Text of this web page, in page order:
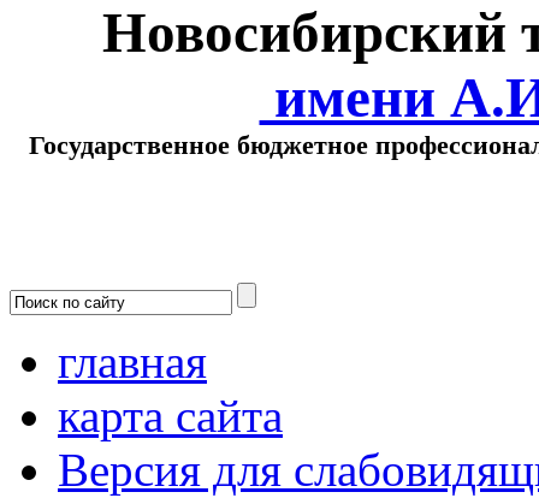
Новосибирский
имени
Государственное бюджетное
главная
карта сайта
Версия для